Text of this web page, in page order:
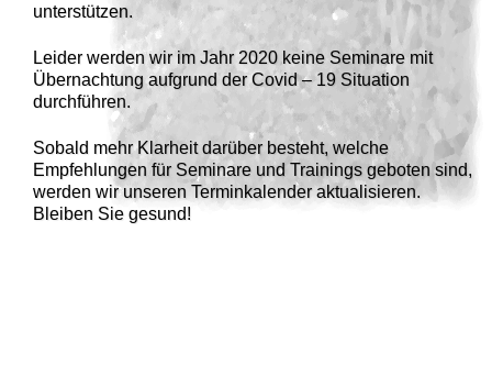
unterstützen.
Leider werden wir im Jahr 2020 keine Seminare mit
Übernachtung aufgrund der Covid – 19 Situation
durchführen.
Sobald mehr Klarheit darüber besteht, welche
Empfehlungen für Seminare und Trainings geboten sind,
werden wir unseren Terminkalender aktualisieren.
Bleiben Sie gesund!